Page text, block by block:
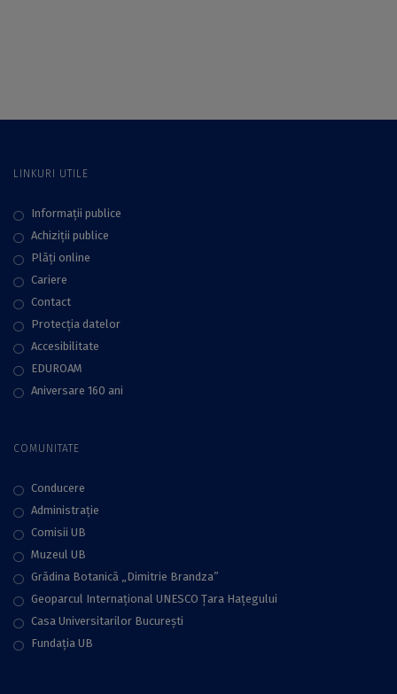
Cercetări al
LINKURI UTILE
Informații publice
Achiziții publice
Plăţi online
Cariere
Contact
Protecţia datelor
Accesibilitate
EDUROAM
Aniversare 160 ani
COMUNITATE
Conducere
Administraţie
Comisii UB
Muzeul UB
Grădina Botanică „Dimitrie Brandza”
Geoparcul Internațional UNESCO Țara Hațegului
Casa Universitarilor București
Fundaţia UB